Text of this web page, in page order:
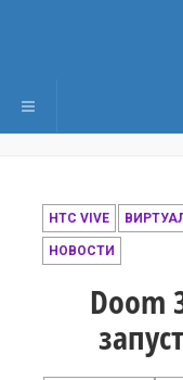
Переключить
HTC VIVE
НОВОСТИ
Doom